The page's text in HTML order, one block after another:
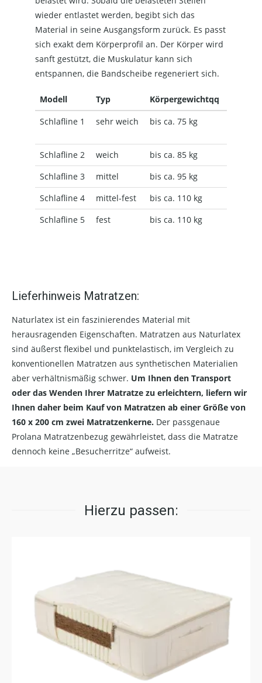
wieder entlastet werden, begibt sich das
Material in seine Ausgangsform zurück. Es passt
sich exakt dem Körperprofil an. Der Körper wird
sanft gestützt, die Muskulatur kann sich
entspannen, die Bandscheibe regeneriert sich.
Modell Typ
Körpergewichtqq
Schlafline 1
sehr weich bis ca. 75 kg
Schlafline 2 weich
bis ca. 85 kg
Schlafline 3
mittel
bis ca. 95 kg
Schlafline 4
mittel-fest
bis ca. 110 kg
Schlafline 5
fest bis ca. 110 kg
Lieferhinweis Matratzen:
Naturlatex ist ein faszinierendes Material mit
herausragenden Eigenschaften. Matratzen aus Naturlatex
sind äußerst flexibel und punktelastisch, im Vergleich zu
konventionellen Matratzen aus synthetischen Materialien
aber verhältnismäßig schwer. Um Ihnen den Transport
oder das Wenden Ihrer Matratze zu erleichtern, liefern wir
Ihnen daher beim Kauf von Matratzen ab einer Größe von
160 x 200 cm zwei Matratzenkerne. Der passgenaue
Prolana Matratzenbezug gewährleistet, dass die Matratze
dennoch keine „Besucherritze“ aufweist.
Hierzu passen: